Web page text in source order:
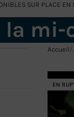
SUR PLACE EN
la mi-
Accueil/
EN